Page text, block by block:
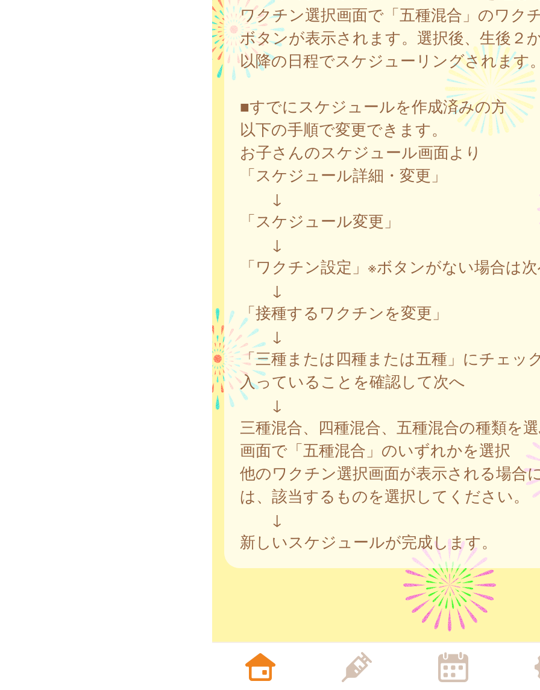
ワクチン選択画面で「五種混合」のワク
ボタンが表示されます。選択後、生後２
以降の日程でスケジューリングされます
■すでにスケジュールを作成済みの方
以下の手順で変更できます。
お子さんのスケジュール画面より
「スケジュール詳細・変更」
↓
「スケジュール変更」
↓
「ワクチン設定」※ボタンがない場合は
↓
「接種するワクチンを変更」
↓
「三種または四種または五種」にチェッ
入っていることを確認して次へ
↓
三種混合、四種混合、五種混合の種類を
画面で「五種混合」のいずれかを選択
他のワクチン選択画面が表示される場合
は、該当するものを選択してください。
↓
新しいスケジュールが完成します。